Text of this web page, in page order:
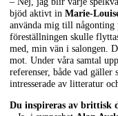
bjöd aktivt in Marie-
använda mig till någonting
föreställningen skulle
med, min vän i salongen.
mot. Under våra samtal
referenser, både vad
intresserade av litteratur
Du inspireras av brittisk